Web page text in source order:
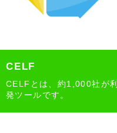
CELF
CELFとは、約1,000社が
発ツールです。